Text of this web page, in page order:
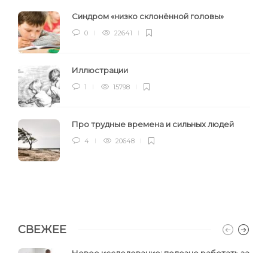
Синдром «низко склонённой головы»
0 22641
Иллюстрации
1 15798
Про трудные времена и сильных людей
4 20648
СВЕЖЕЕ